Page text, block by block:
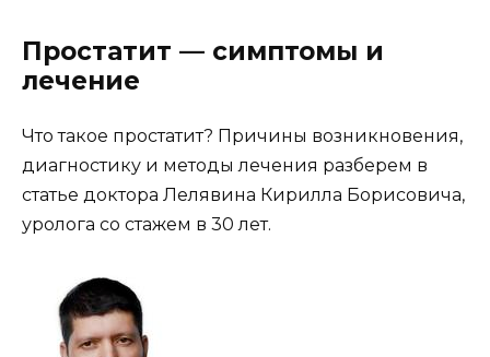
Простатит — симптомы и
лечение
Что такое простатит? Причины возникновения,
диагностику и методы лечения разберем в
статье доктора Лелявина Кирилла Борисовича,
уролога со стажем в 30 лет.